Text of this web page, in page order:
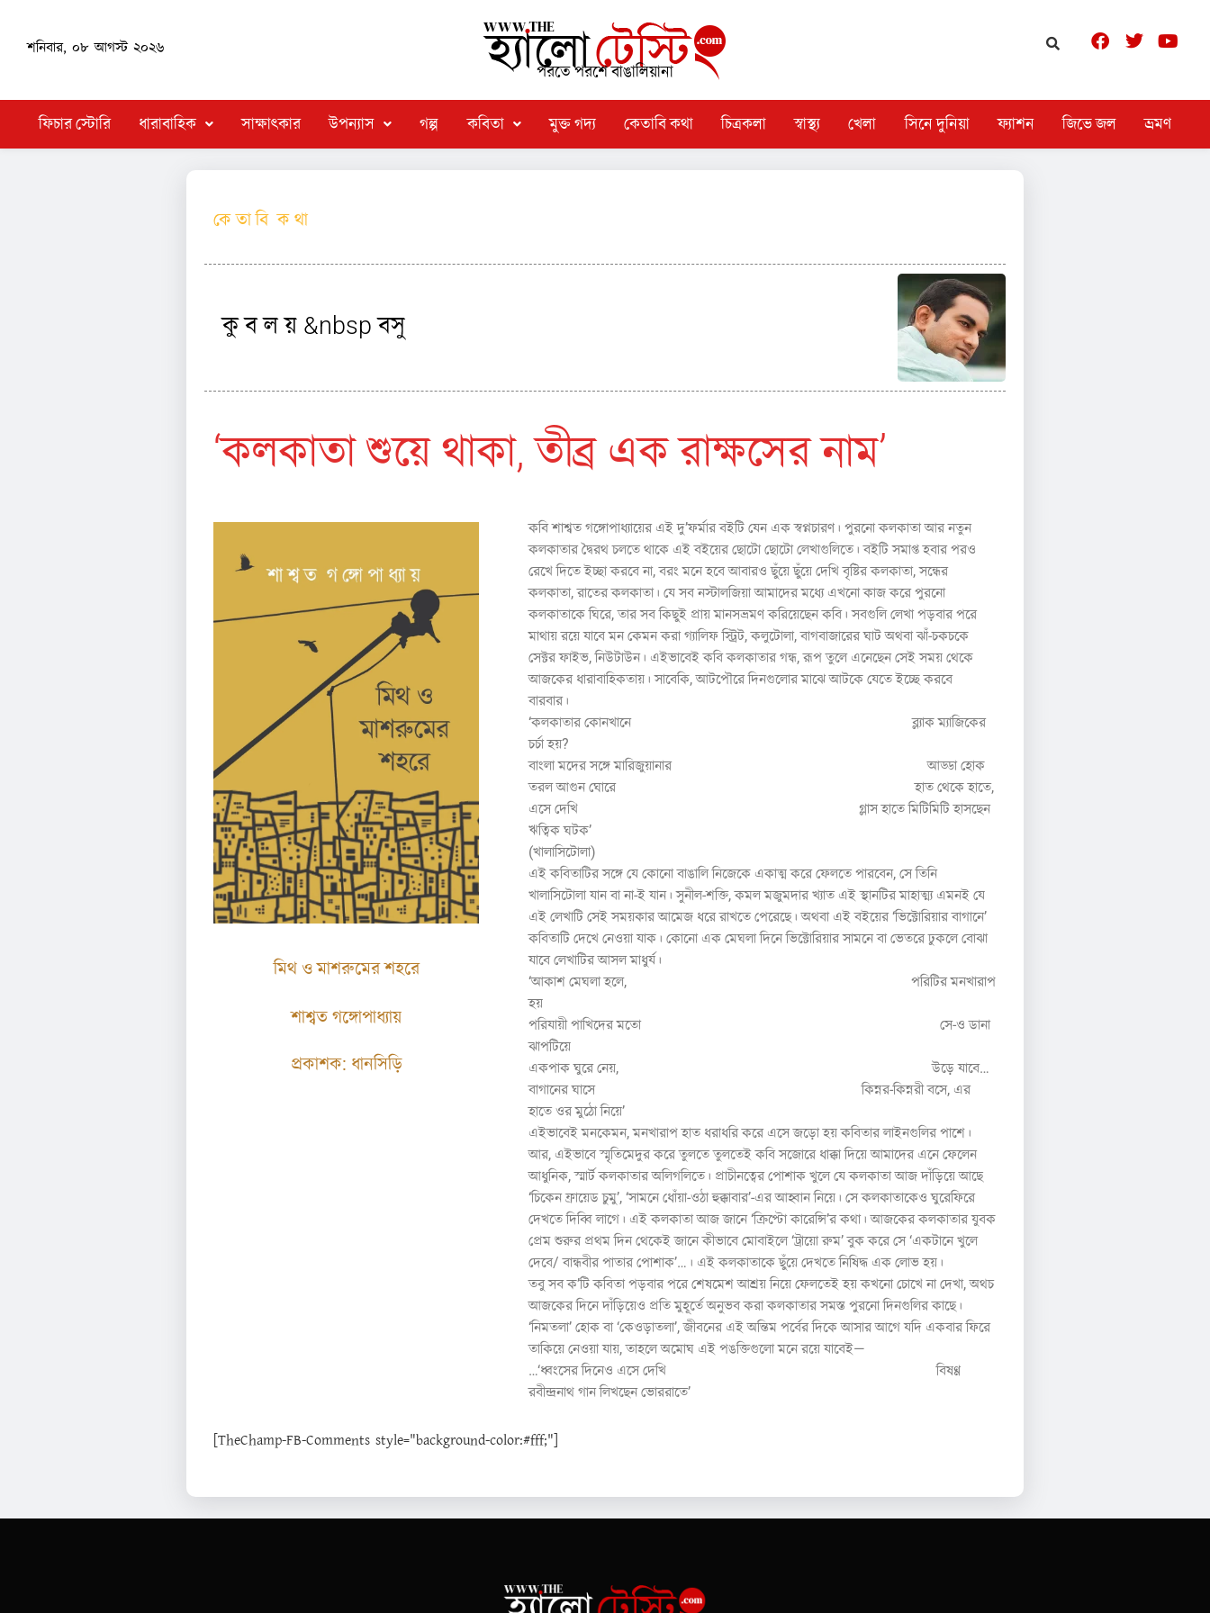
শনিবার, ০৮ আগস্ট ২০২৬
পরতে পরশে বাঙালিয়ানা
ফিচার স্টোরি ধারাবাহিক সাক্ষাৎকার উপন্যাস গল্প কবিতা মুক্ত গদ্য কেতাবি কথা চিত্রকলা স্বাস্থ্য খেলা সিনে দুনিয়া ফ্যাশন জিভে জল ভ্রমণ
কে তা বি ক থা
কু ব ল য় &nbsp বসু
‘কলকাতা শুয়ে থাকা, তীব্র এক রাক্ষসের নাম’
মিথ ও মাশরুমের শহরে
শাশ্বত গঙ্গোপাধ্যায়
প্রকাশক: ধানসিড়ি
কবি শাশ্বত গঙ্গোপাধ্যায়ের এই দু’ফর্মার বইটি যেন এক স্বপ্নচারণ। পুরনো কলকাতা আর নতুন
কলকাতার দ্বৈরথ চলতে থাকে এই বইয়ের ছোটো ছোটো লেখাগুলিতে। বইটি সমাপ্ত হবার পরও
রেখে দিতে ইচ্ছা করবে না, বরং মনে হবে আবারও ছুঁয়ে ছুঁয়ে দেখি বৃষ্টির কলকাতা, সন্ধের
কলকাতা, রাতের কলকাতা। যে সব নস্টালজিয়া আমাদের মধ্যে এখনো কাজ করে পুরনো
কলকাতাকে ঘিরে, তার সব কিছুই প্রায় মানসভ্রমণ করিয়েছেন কবি। সবগুলি লেখা পড়বার পরে
মাথায় রয়ে যাবে মন কেমন করা গ্যালিফ স্ট্রিট, কলুটোলা, বাগবাজারের ঘাট অথবা ঝাঁ-চকচকে
সেক্টর ফাইভ, নিউটাউন। এইভাবেই কবি কলকাতার গন্ধ, রূপ তুলে এনেছেন সেই সময় থেকে
আজকের ধারাবাহিকতায়। সাবেকি, আটপৌরে দিনগুলোর মাঝে আটকে যেতে ইচ্ছে করবে
বারবার।
‘কলকাতার কোনখানে ব্ল্যাক ম্যাজিকের
চর্চা হয়?
বাংলা মদের সঙ্গে মারিজুয়ানার আড্ডা হোক
তরল আগুন ঘোরে হাত থেকে হাতে,
এসে দেখি গ্লাস হাতে মিটিমিটি হাসছেন
ঋত্বিক ঘটক’
(খালাসিটোলা)
এই কবিতাটির সঙ্গে যে কোনো বাঙালি নিজেকে একাত্ম করে ফেলতে পারবেন, সে তিনি
খালাসিটোলা যান বা না-ই যান। সুনীল-শক্তি, কমল মজুমদার খ্যাত এই স্থানটির মাহাত্ম্য এমনই যে
এই লেখাটি সেই সময়কার আমেজ ধরে রাখতে পেরেছে। অথবা এই বইয়ের ‘ভিক্টোরিয়ার বাগানে’
কবিতাটি দেখে নেওয়া যাক। কোনো এক মেঘলা দিনে ভিক্টোরিয়ার সামনে বা ভেতরে ঢুকলে বোঝা
যাবে লেখাটির আসল মাধুর্য।
‘আকাশ মেঘলা হলে, পরিটির মনখারাপ
হয়
পরিযায়ী পাখিদের মতো সে-ও ডানা
ঝাপটিয়ে
একপাক ঘুরে নেয়, উড়ে যাবে…
বাগানের ঘাসে কিন্নর-কিন্নরী বসে, এর
হাতে ওর মুঠো নিয়ে’
এইভাবেই মনকেমন, মনখারাপ হাত ধরাধরি করে এসে জড়ো হয় কবিতার লাইনগুলির পাশে।
আর, এইভাবে স্মৃতিমেদুর করে তুলতে তুলতেই কবি সজোরে ধাক্কা দিয়ে আমাদের এনে ফেলেন
আধুনিক, স্মার্ট কলকাতার অলিগলিতে। প্রাচীনত্বের পোশাক খুলে যে কলকাতা আজ দাঁড়িয়ে আছে
‘চিকেন ফ্রায়েড চুমু’, ‘সামনে ধোঁয়া-ওঠা হুক্কাবার’-এর আহ্বান নিয়ে। সে কলকাতাকেও ঘুরেফিরে
দেখতে দিব্বি লাগে। এই কলকাতা আজ জানে ‘ক্রিপ্টো কারেন্সি’র কথা। আজকের কলকাতার যুবক
প্রেম শুরুর প্রথম দিন থেকেই জানে কীভাবে মোবাইলে ‘ট্রায়ো রুম’ বুক করে সে ‘একটানে খুলে
দেবে/ বান্ধবীর পাতার পোশাক’…। এই কলকাতাকে ছুঁয়ে দেখতে নিষিদ্ধ এক লোভ হয়।
তবু সব ক’টি কবিতা পড়বার পরে শেষমেশ আশ্রয় নিয়ে ফেলতেই হয় কখনো চোখে না দেখা, অথচ
আজকের দিনে দাঁড়িয়েও প্রতি মুহূর্তে অনুভব করা কলকাতার সমস্ত পুরনো দিনগুলির কাছে।
‘নিমতলা’ হোক বা ‘কেওড়াতলা’, জীবনের এই অন্তিম পর্বের দিকে আসার আগে যদি একবার ফিরে
তাকিয়ে নেওয়া যায়, তাহলে অমোঘ এই পঙক্তিগুলো মনে রয়ে যাবেই—
…‘ধ্বংসের দিনেও এসে দেখি বিষণ্ণ
রবীন্দ্রনাথ গান লিখছেন ভোররাতে’
[TheChamp-FB-Comments style="background-color:#fff;"]